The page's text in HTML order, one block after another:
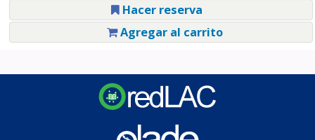
Hacer reserva
Agregar al carrito